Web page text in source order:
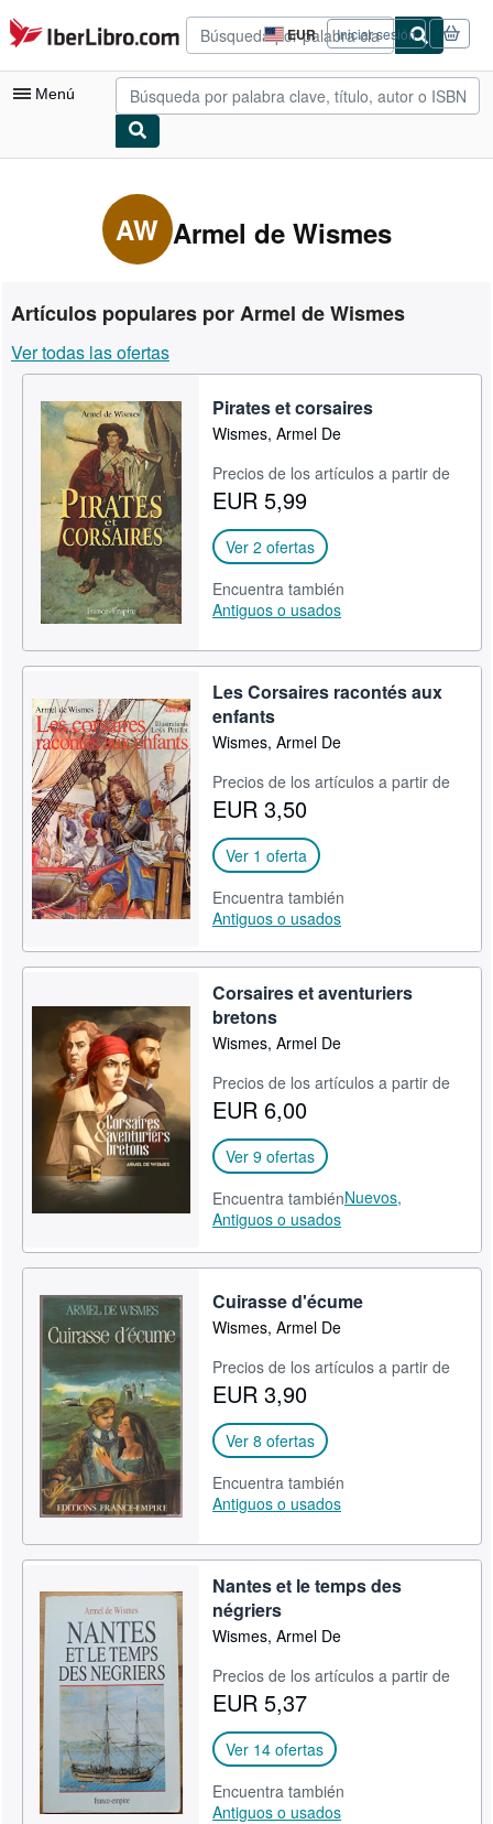
Pasar al contenido principal
IberLibro.com EUR
Preferencias
de
compra
del
Iniciar sesión
Menú
Consultar mis pedidos
Búsqueda avanzada
Libros antiguos
Arte y coleccionismo
Vendedores
Comenzar a vender
Ayuda
CERRAR
AW Armel de Wismes
Artículos populares por Armel de Wismes
Ver todas las ofertas
Pirates et corsaires
Wismes, Armel De
Precios de los artículos a partir de
EUR 5,99
Ver 2 ofertas
Encuentra también
Antiguos o usados
Les Corsaires racontés aux
enfants
Wismes, Armel De
Precios de los artículos a partir de
EUR 3,50
Ver 1 oferta
Encuentra también
Antiguos o usados
Corsaires et aventuriers
bretons
Wismes, Armel De
Precios de los artículos a partir de
EUR 6,00
Ver 9 ofertas
Encuentra tambiénNuevos,
Antiguos o usados
Cuirasse d'écume
Wismes, Armel De
Precios de los artículos a partir de
EUR 3,90
Ver 8 ofertas
Encuentra también
Antiguos o usados
Nantes et le temps des
négriers
Wismes, Armel De
Precios de los artículos a partir de
EUR 5,37
Ver 14 ofertas
Encuentra también
Antiguos o usados